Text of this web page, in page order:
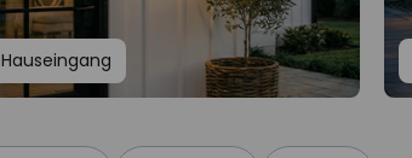
Hauseingang